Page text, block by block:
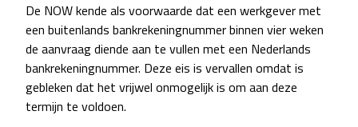
De NOW kende als voorwaarde dat een werkgever met
een buitenlands bankrekeningnummer binnen vier weken
de aanvraag diende aan te vullen met een Nederlands
bankrekeningnummer. Deze eis is vervallen omdat is
gebleken dat het vrijwel onmogelijk is om aan deze
termijn te voldoen.